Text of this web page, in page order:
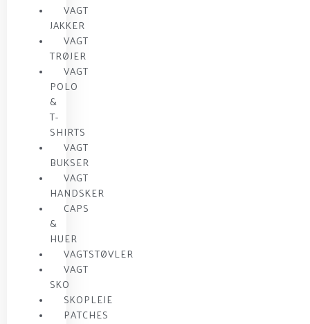
VAGT
JAKKER
VAGT
TRØJER
VAGT
POLO
&
T-
SHIRTS
VAGT
BUKSER
VAGT
HANDSKER
CAPS
&
HUER
VAGTSTØVLER
VAGT
SKO
SKOPLEJE
PATCHES